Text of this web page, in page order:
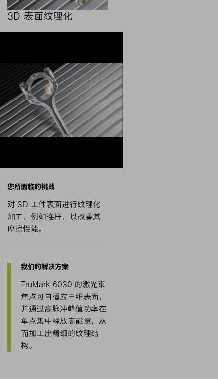
3D 表面纹理化
对 3D 工件表面进行纹理化
加工，例如连杆，以改善其
摩擦性能。
TruMark 6030 的激光束
焦点可自适应三维表面，
并通过高脉冲峰值功率在
单点集中释放高能量，从
而加工出精细的纹理结
构。